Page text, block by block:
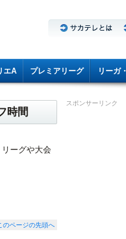
エA プレミアリーグ リーガ
時間
ーグや大会
のページの先頭へ
スポンサーリンク